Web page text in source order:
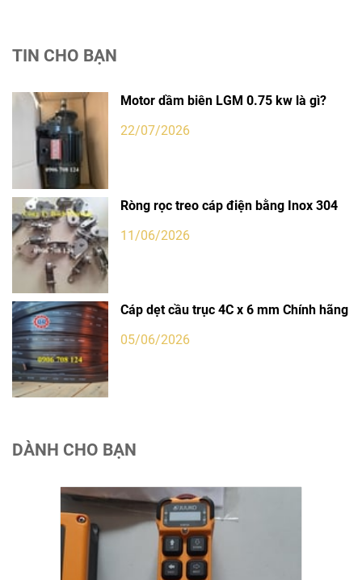
TIN CHO BẠN
Motor dầm biên LGM 0.75 kw là gì?
22/07/2026
Ròng rọc treo cáp điện bằng Inox 304
11/06/2026
Cáp dẹt cầu trục 4C x 6 mm Chính hãng
05/06/2026
DÀNH CHO BẠN